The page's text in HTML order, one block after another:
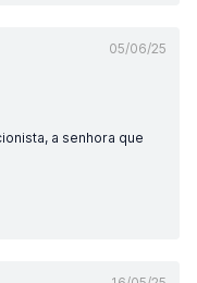
05/06/25
a senhora que